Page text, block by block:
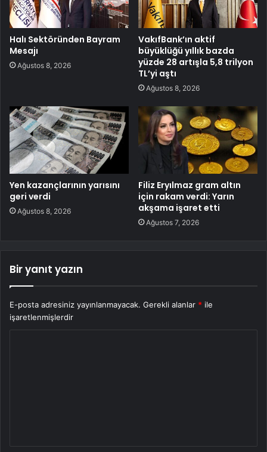
Halı Sektöründen Bayram
Mesajı
Ağustos 8, 2026
VakıfBank’ın aktif
büyüklüğü yıllık bazda
yüzde 28 artışla 5,8 trilyon
TL’yi aştı
Ağustos 8, 2026
Yen kazançlarının yarısını
geri verdi
Ağustos 8, 2026
Filiz Eryılmaz gram altın
için rakam verdi: Yarın
akşama işaret etti
Ağustos 7, 2026
Bir yanıt yazın
E-posta adresiniz yayınlanmayacak. Gerekli alanlar * ile
işaretlenmişlerdir